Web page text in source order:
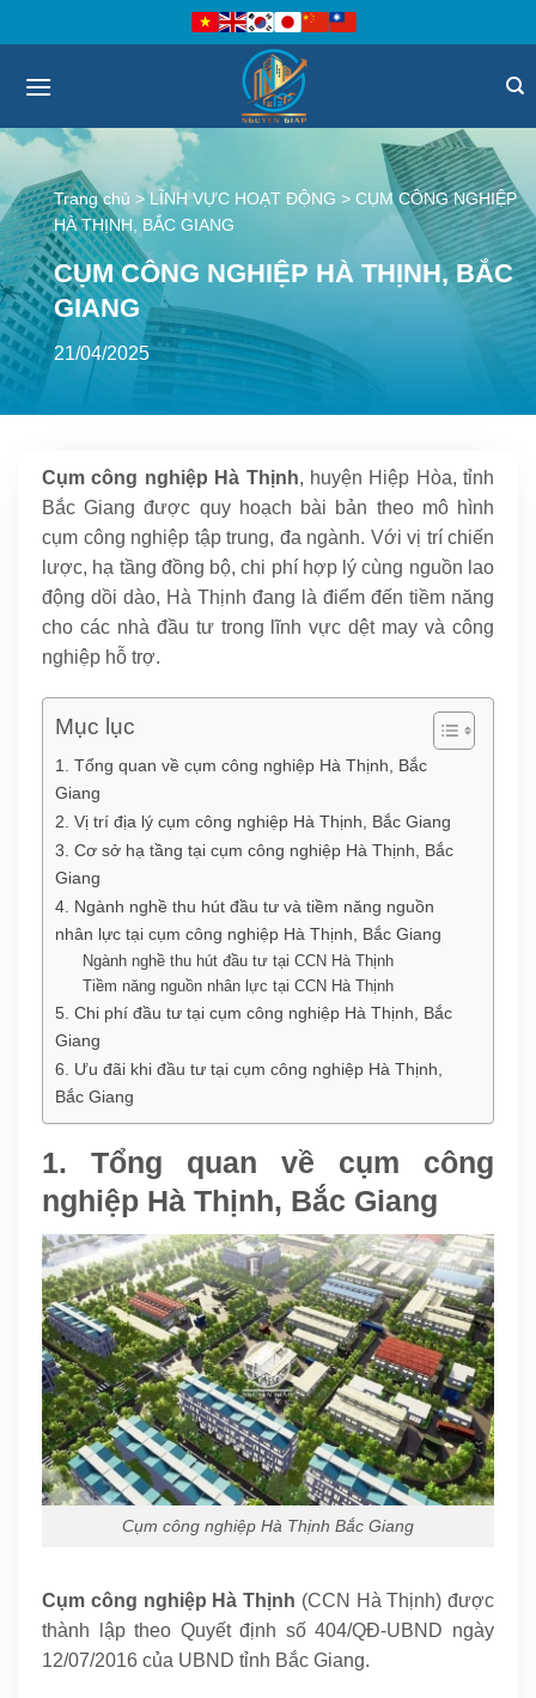
qua
Trang chủ >LĨNH VỰC HOẠT ĐỘNG > CỤM CÔNG NGHIỆP
HÀ THỊNH, BẮC GIANG
CỤM CÔNG NGHIỆP HÀ THỊNH, BẮC
GIANG
21/04/2025
Cụm công nghiệp Hà Thịnh, huyện Hiệp Hòa, tỉnh
Bắc Giang được quy hoạch bài bản theo mô hình
cụm công nghiệp tập trung, đa ngành. Với vị trí chiến
lược, hạ tầng đồng bộ, chi phí hợp lý cùng nguồn lao
động dồi dào, Hà Thịnh đang là điểm đến tiềm năng
cho các nhà đầu tư trong lĩnh vực dệt may và công
nghiệp hỗ trợ.
Mục lục
1. Tổng quan về cụm công nghiệp Hà Thịnh, Bắc
Giang
2. Vị trí địa lý cụm công nghiệp Hà Thịnh, Bắc Giang
3. Cơ sở hạ tầng tại cụm công nghiệp Hà Thịnh, Bắc
Giang
4. Ngành nghề thu hút đầu tư và tiềm năng nguồn
nhân lực tại cụm công nghiệp Hà Thịnh, Bắc Giang
Ngành nghề thu hút đầu tư tại CCN Hà Thịnh
Tiềm năng nguồn nhân lực tại CCN Hà Thịnh
5. Chi phí đầu tư tại cụm công nghiệp Hà Thịnh, Bắc
Giang
6. Ưu đãi khi đầu tư tại cụm công nghiệp Hà Thịnh,
Bắc Giang
1. Tổng quan về cụm công
nghiệp Hà Thịnh, Bắc Giang
Cụm công nghiệp Hà Thịnh Bắc Giang
Cụm công nghiệp Hà Thịnh (CCN Hà Thịnh) được
thành lập theo Quyết định số 404/QĐ-UBND ngày
12/07/2016 của UBND tỉnh Bắc Giang.